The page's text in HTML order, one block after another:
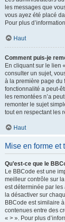
les messages que
vous ayez été placé
Pour plus
Haut
Comment puis-je
En cliquant sur le lien
consulter un sujet,
à la première page du
fonctionnalité a peut-
les remontées n’a
remonter le sujet
tout en respectant les
Haut
Mise en forme et
Qu’est-ce que le
Le BBCode est une
meilleur contrôle sur
est déterminée par
la désactiver sur
BBCode est similaire
contenues entre des
« > ». Pour plus